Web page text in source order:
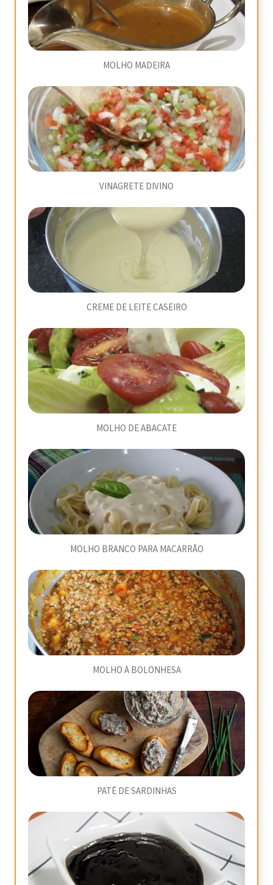
MOLHO MADEIRA
VINAGRETE DIVINO
CREME DE LEITE CASEIRO
MOLHO DE ABACATE
MOLHO BRANCO PARA MACARRÃO
MOLHO À BOLONHESA
PATÊ DE SARDINHAS